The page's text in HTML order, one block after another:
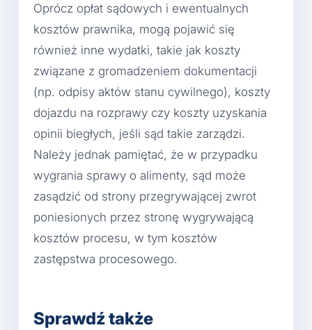
Oprócz opłat sądowych i ewentualnych
kosztów prawnika, mogą pojawić się
również inne wydatki, takie jak koszty
związane z gromadzeniem dokumentacji
(np. odpisy aktów stanu cywilnego), koszty
dojazdu na rozprawy czy koszty uzyskania
opinii biegłych, jeśli sąd takie zarządzi.
Należy jednak pamiętać, że w przypadku
wygrania sprawy o alimenty, sąd może
zasądzić od strony przegrywającej zwrot
poniesionych przez stronę wygrywającą
kosztów procesu, w tym kosztów
zastępstwa procesowego.
Sprawdź także